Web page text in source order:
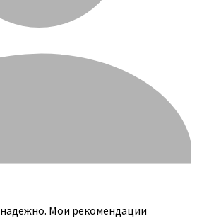
Мои рекомендации